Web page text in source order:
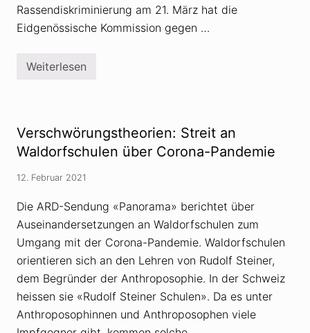
t
i
l
a
l
n
h
a
t
i
h
i
n
i
e
T
ü
k
e
Rassendiskriminierung am 21. März hat die
Eidgenössische Kommission gegen …
R
s
m
u
s
K
m
m
i
s
s
i
n
b
e
s
Weiterlesen
Verschwörungstheorien: Streit an
Waldorfschulen über Corona-Pandemie
12. Februar 2021
Die ARD-Sendung «Panorama» berichtet über
Auseinandersetzungen an Waldorfschulen zum
Umgang mit der Corona-Pandemie. Waldorfschulen
orientieren sich an den Lehren von Rudolf Steiner,
dem Begründer der Anthroposophie. In der Schweiz
heissen sie «Rudolf Steiner Schulen». Da es unter
Anthroposophinnen und Anthroposophen viele